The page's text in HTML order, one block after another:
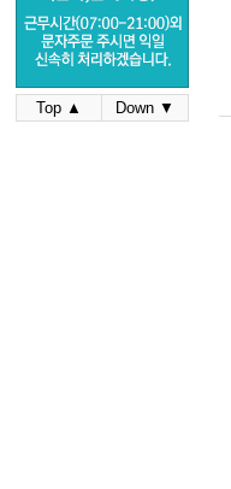
Top ▲ Down ▼